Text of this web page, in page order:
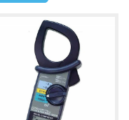
độ hồng ngoại